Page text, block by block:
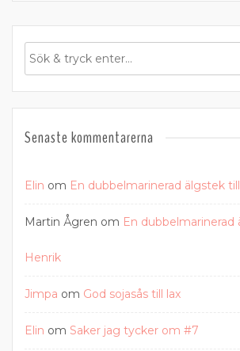
Senaste kommentarerna
Elin om En dubbelmarinerad älgstek
Martin Ågren om En dubbelmarinerad
Henrik
Jimpa om God sojasås till lax
Elin om Saker jag tycker om #7